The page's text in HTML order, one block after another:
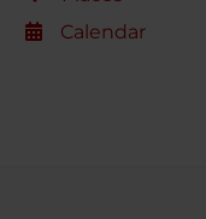
Calendar